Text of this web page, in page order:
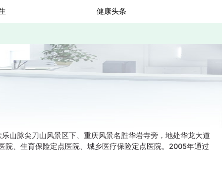
健康头条
山脉尖刀山风景区下、重庆风景名胜华岩寺旁，地处华龙大道
院、生育保险定点医院、城乡医疗保险定点医院。2005年通过